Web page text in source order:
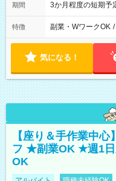
期間 3か月程度の短期予
特徴 副業・WワークOK /
気になる！
【座り＆手作業中
フ ★副業OK ★週1
OK